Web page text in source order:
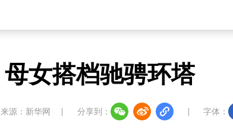
母女搭档驰骋环塔
来源：新华网 分享到： 字体：